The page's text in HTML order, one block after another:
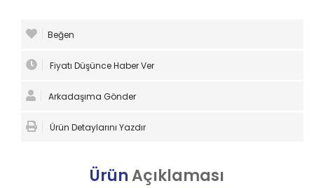
Beğen
Fiyatı Düşünce Haber Ver
Arkadaşıma Gönder
Ürün Detaylarını Yazdır
ÜrünAçıklaması